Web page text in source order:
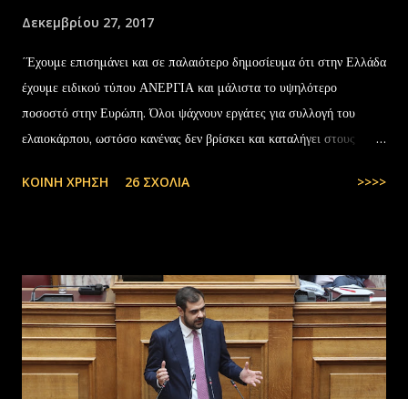
Δεκεμβρίου 27, 2017
΄Έχουμε επισημάνει και σε παλαιότερο δημοσίευμα ότι στην Ελλάδα
έχουμε ειδικού τύπου ΑΝΕΡΓΙΑ και μάλιστα το υψηλότερο
ποσοστό στην Ευρώπη. Όλοι ψάχνουν εργάτες για συλλογή του
ελαιοκάρπου, ωστόσο κανένας δεν βρίσκει και καταλήγει στους
στην Ελλάδα, πάλι δεν μας φτάνουν. Στην Ελλάδα του 1.000.000
ΚΟΙΝΉ ΧΡΉΣΗ 26 ΣΧΌΛΙΑ >>>>